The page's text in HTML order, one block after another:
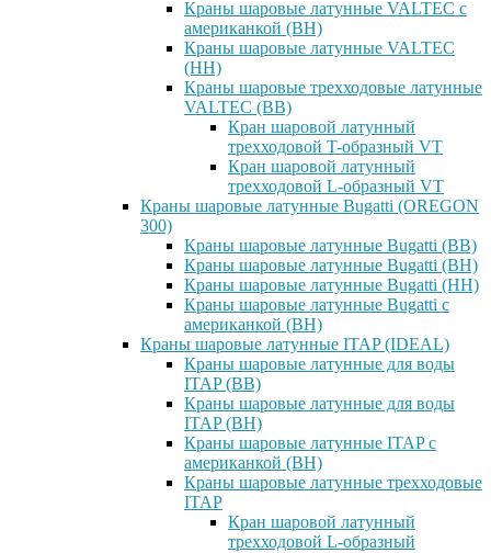
Краны шаровые латунные VALTEC с
американкой (ВН)
Краны шаровые латунные VALTEC
(НН)
Краны шаровые трехходовые латунные
VALTEC (ВВ)
Кран шаровой латунный
трехходовой T-образный VT
Кран шаровой латунный
трехходовой L-образный VT
Краны шаровые латунные Bugatti (OREGON
300)
Краны шаровые латунные Bugatti (ВВ)
Краны шаровые латунные Bugatti (ВН)
Краны шаровые латунные Bugatti (НН)
Краны шаровые латунные Bugatti с
американкой (ВН)
Краны шаровые латунные ITAP (IDEAL)
Краны шаровые латунные для воды
ITAP (ВВ)
Краны шаровые латунные для воды
ITAP (ВН)
Краны шаровые латунные ITAP с
американкой (ВН)
Краны шаровые латунные трехходовые
ITAP
Кран шаровой латунный
трехходовой L-образный